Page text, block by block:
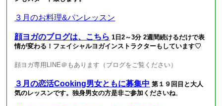
３月のお料理&パンレッスン
顔ヨガのブログは、こちら 1日2～3分 2週間続けるだけで表
情が変わる！フェイシャルヨガインストラクターもしています♡
顔ヨガ専用LINE＠もあります（ブログをご覧ください）
３月の恋活Cooking男女ともに募集中 第１９回目と大人
気のレッスンです。独身男女の方是非ご参加くださいね。